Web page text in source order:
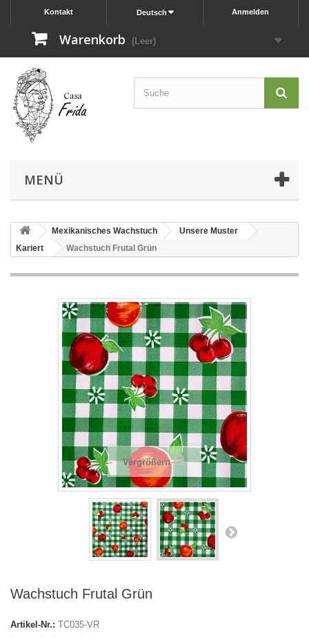
Anmelden
Deutsch
Kontakt
Warenkorb (Leer)
MENÜ
Mexikanisches Wachstuch
Unsere Muster
Kariert
Wachstuch Frutal Grün
Vergrößern
Wachstuch Frutal Grün
Artikel-Nr.: TC035-VR